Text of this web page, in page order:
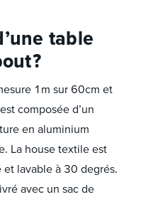
table
?
1m sur 60cm et
composée d’un
en aluminium
La house textile est
lavable à 30 degrés.
avec un sac de